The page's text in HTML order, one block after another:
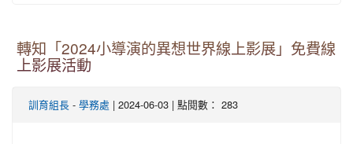
轉知「2024小導演的異想世界線上影展」免費線
上影展活動
訓育組長 - 學務處 | 2024-06-03 | 點閱數： 283